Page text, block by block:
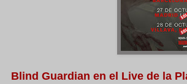
Blind Guardian en el Live de la